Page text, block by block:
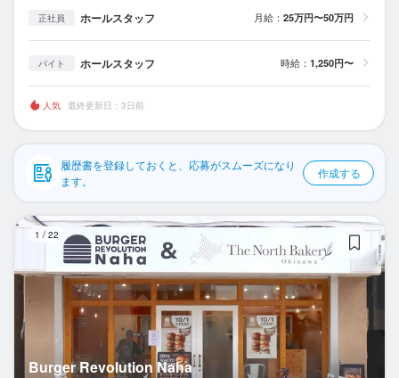
食べログ求人PRESS
プライバシーポリシー
利用規約
企業情報
正社員 ホールスタッフ 月給： 25万円〜50万円
バイト ホールスタッフ 時給： 1,250円〜
人気 最終更新日：3日前
履歴書を登録しておくと、応募がスムーズになり
ます。
作成する
1 / 22
Burger Revolution Naha